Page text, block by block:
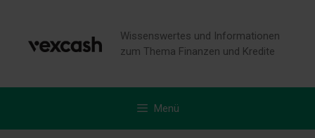
springen
Wissenswertes und Informationen
zum Thema Finanzen und Kredite
Menü